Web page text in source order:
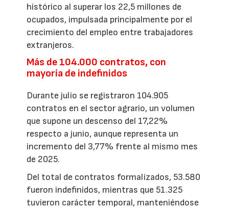
histórico al superar los 22,5 millones de
ocupados, impulsada principalmente por el
crecimiento del empleo entre trabajadores
extranjeros.
Más de 104.000 contratos, con
mayoría de indefinidos
Durante julio se registraron 104.905
contratos en el sector agrario, un volumen
que supone un descenso del 17,22%
respecto a junio, aunque representa un
incremento del 3,77% frente al mismo mes
de 2025.
Del total de contratos formalizados, 53.580
fueron indefinidos, mientras que 51.325
tuvieron carácter temporal, manteniéndose